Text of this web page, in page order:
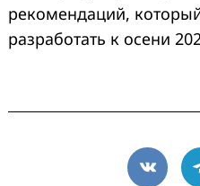
рекомендаций,
разработать к осени
VK